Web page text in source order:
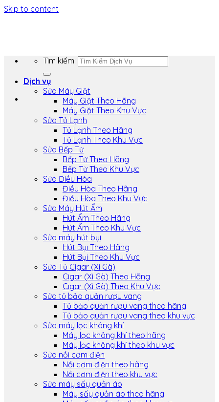
Skip to content
Tìm kiếm:
Dịch vụ
Sửa Máy Giặt
Máy Giặt Theo Hãng
Máy Giặt Theo Khu Vực
Sửa Tủ Lạnh
Tủ Lạnh Theo Hãng
Tủ Lạnh Theo Khu Vực
Sửa Bếp Từ
Bếp Từ Theo Hãng
Bếp Từ Theo Khu Vực
Sửa Điều Hòa
Điều Hòa Theo Hãng
Điều Hòa Theo Khu Vực
Sửa Máy Hút Ẩm
Hút Ẩm Theo Hãng
Hút Ẩm Theo Khu Vực
Sửa máy hút bụi
Hút Bụi Theo Hãng
Hút Bụi Theo Khu Vực
Sửa Tủ Cigar (Xì Gà)
Cigar (Xì Gà) Theo Hãng
Cigar (Xì Gà) Theo Khu Vực
Sửa tủ bảo quản rượu vang
Tủ bảo quản rượu vang theo hãng
Tủ bảo quản rượu vang theo khu vực
Sửa máy lọc không khí
Máy lọc không khí theo hãng
Máy lọc không khí theo khu vực
Sửa nồi cơm điện
Nồi cơm điện theo hãng
Nồi cơm điện theo khu vực
Sửa máy sấy quần áo
Máy sấy quần áo theo hãng